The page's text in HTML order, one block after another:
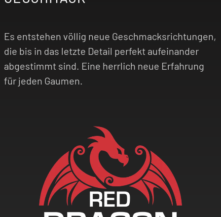
Es entstehen völlig neue Geschmacksrichtungen,
die bis in das letzte Detail perfekt aufeinander
abgestimmt sind. Eine herrlich neue Erfahrung
für jeden Gaumen.